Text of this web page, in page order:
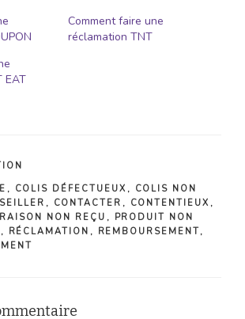
Comment faire une
réclamation TNT
EAT
, COLIS DÉFECTUEUX , COLIS NON
, CONTACTER , CONTENTIEUX ,
NON REÇU , PRODUIT NON
, RÉCLAMATION , REMBOURSEMENT,